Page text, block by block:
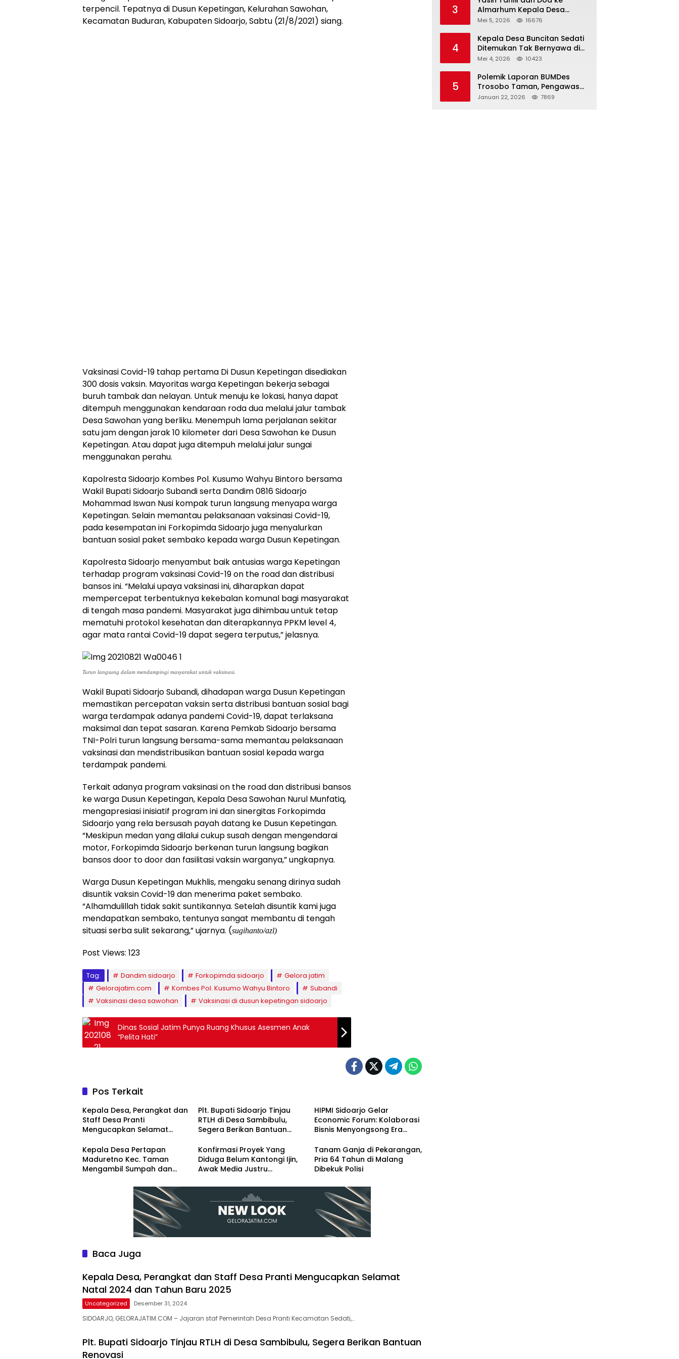
terpencil. Tepatnya di Dusun Kepetingan, Kelurahan Sawohan,
Kecamatan Buduran, Kabupaten Sidoarjo, Sabtu (21/8/2021) siang.
Vaksinasi Covid-19 tahap pertama Di Dusun Kepetingan disediakan
300 dosis vaksin. Mayoritas warga Kepetingan bekerja sebagai
buruh tambak dan nelayan. Untuk menuju ke lokasi, hanya dapat
ditempuh menggunakan kendaraan roda dua melalui jalur tambak
Desa Sawohan yang berliku. Menempuh lama perjalanan sekitar
satu jam dengan jarak 10 kilometer dari Desa Sawohan ke Dusun
Kepetingan. Atau dapat juga ditempuh melalui jalur sungai
menggunakan perahu.
Kapolresta Sidoarjo Kombes Pol. Kusumo Wahyu Bintoro bersama
Wakil Bupati Sidoarjo Subandi serta Dandim 0816 Sidoarjo
Mohammad Iswan Nusi kompak turun langsung menyapa warga
Kepetingan. Selain memantau pelaksanaan vaksinasi Covid-19,
pada kesempatan ini Forkopimda Sidoarjo juga menyalurkan
bantuan sosial paket sembako kepada warga Dusun Kepetingan.
Kapolresta Sidoarjo menyambut baik antusias warga Kepetingan
terhadap program vaksinasi Covid-19 on the road dan distribusi
bansos ini. “Melalui upaya vaksinasi ini, diharapkan dapat
mempercepat terbentuknya kekebalan komunal bagi masyarakat
di tengah masa pandemi. Masyarakat juga dihimbau untuk tetap
mematuhi protokol kesehatan dan diterapkannya PPKM level 4,
agar mata rantai Covid-19 dapat segera terputus,” jelasnya.
Turun langsung dalam mendampingi masyarakat untuk vaksinasi.
Wakil Bupati Sidoarjo Subandi, dihadapan warga Dusun Kepetingan
memastikan percepatan vaksin serta distribusi bantuan sosial bagi
warga terdampak adanya pandemi Covid-19, dapat terlaksana
maksimal dan tepat sasaran. Karena Pemkab Sidoarjo bersama
TNI-Polri turun langsung bersama-sama memantau pelaksanaan
vaksinasi dan mendistribusikan bantuan sosial kepada warga
terdampak pandemi.
Terkait adanya program vaksinasi on the road dan distribusi bansos
ke warga Dusun Kepetingan, Kepala Desa Sawohan Nurul Munfatiq,
mengapresiasi inisiatif program ini dan sinergitas Forkopimda
Sidoarjo yang rela bersusah payah datang ke Dusun Kepetingan.
“Meskipun medan yang dilalui cukup susah dengan mengendarai
motor, Forkopimda Sidoarjo berkenan turun langsung bagikan
bansos door to door dan fasilitasi vaksin warganya,” ungkapnya.
Warga Dusun Kepetingan Mukhlis, mengaku senang dirinya sudah
disuntik vaksin Covid-19 dan menerima paket sembako.
“Alhamdulillah tidak sakit suntikannya. Setelah disuntik kami juga
mendapatkan sembako, tentunya sangat membantu di tengah
situasi serba sulit sekarang,” ujarnya. (sugihanto/azl)
Post Views: 123
Tag: Dandim sidoarjo Forkopimda sidoarjo
Gelora jatim
Gelorajatim.com
Kombes Pol. Kusumo Wahyu Bintoro
Subandi
Vaksinasi desa sawohan
Vaksinasi di dusun kepetingan sidoarjo
Dinas Sosial Jatim Punya Ruang Khusus Asesmen Anak
“Pelita Hati”
Pos Terkait
Kepala Desa, Perangkat dan
Staff Desa Pranti
Mengucapkan Selamat
2025
Plt. Bupati Sidoarjo Tinjau
RTLH di Desa Sambibulu,
Segera Berikan Bantuan
HIPMI Sidoarjo Gelar
Economic Forum: Kolaborasi
Bisnis Menyongsong Era
Kepala Desa Pertapan
Maduretno Kec. Taman
Mengambil Sumpah dan
Konfirmasi Proyek Yang
Diduga Belum Kantongi Ijin,
Awak Media Justru
Pembangunan
Tanam Ganja di Pekarangan,
Pria 64 Tahun di Malang
Dibekuk Polisi
Baca Juga
Kepala Desa, Perangkat dan Staff Desa Pranti Mengucapkan Selamat
Natal 2024 dan Tahun Baru 2025
Uncategorized Desember 31, 2024
SIDOARJO, GELORAJATIM.COM – Jajaran staf Pemerintah Desa Pranti Kecamatan Sedati,…
Plt. Bupati Sidoarjo Tinjau RTLH di Desa Sambibulu, Segera Berikan Bantuan
Renovasi
3
Almarhum Kepala Desa
Buncitan Digelar Dua Lokasi
Mei 5, 2026 16676
4
Kepala Desa Buncitan Sedati
Ditemukan Tak Bernyawa di
Ruang Kerja, Dugaan Bunuh
Mei 4, 2026 10423
5
Polemik Laporan BUMDes
Trosobo Taman, Pengawas
Walk Out dan Sebut
Januari 22, 2026 7869